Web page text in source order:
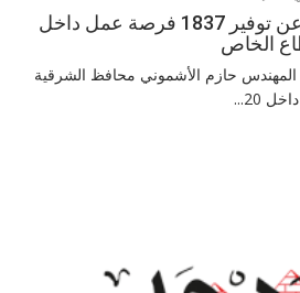
محافظ الشرقية:يعلن عن توفير 1837 فرصة عمل داخل
حازم الأشموني محافظ الشرقية